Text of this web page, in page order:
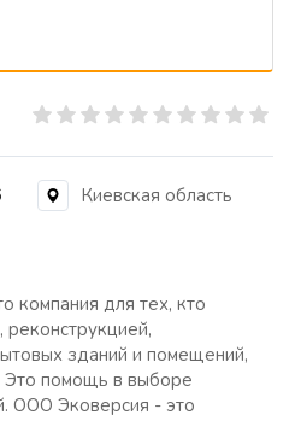
Киевская область
компания для тех, кто
реконструкцией,
зданий и помещений,
помощь в выборе
ООО Эковерсия - это